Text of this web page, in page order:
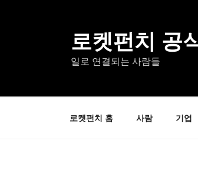
로켓펀치 공
일로 연결되는 사람들
로켓펀치 홈 사람 기업